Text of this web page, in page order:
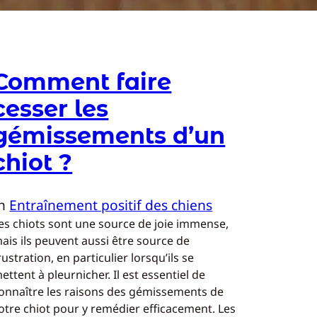
faire
les
d’un
?
Entraînement positif des chiens
chiots sont une source de joie immense,
ils peuvent aussi être source de
en particulier lorsqu’ils se
à pleurnicher. Il est essentiel de
les raisons des gémissements de
chiot pour y remédier efficacement. Les